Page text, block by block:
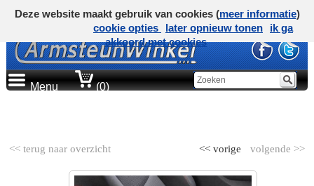
Menu (0)
<< terug naar overzicht volgende >>
<< vorige
Deze website maakt gebruik van cookies (meer informatie)
cookie opties
later opnieuw tonen
ik ga
akkoord met cookies